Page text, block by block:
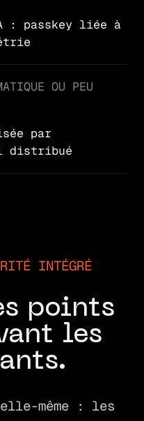
: passkey liée à
OU PEU
par
distribué
INTÉGRÉ
points
les
même : les